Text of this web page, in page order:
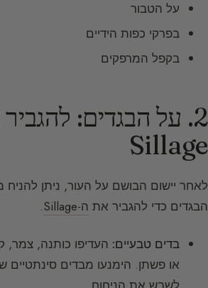
על הטבור
בפרקי כפות הידיים
בקפל המרפקים
2. על הבגדים:
Sillage
לאחר יישום הבושם על העור, ניתן להניח
הבגדים כדי להגביר את ה-Sillage .
בדים טבעיים: העדיפו כותנה, צמר,
או פשתן. הימנעו מבדים סינתטיים